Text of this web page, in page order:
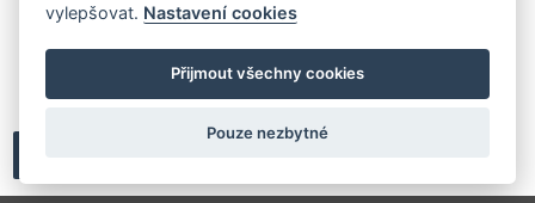
vylepšovat. Nastavení cookies
Přijmout všechny cookies
Pouze nezbytné